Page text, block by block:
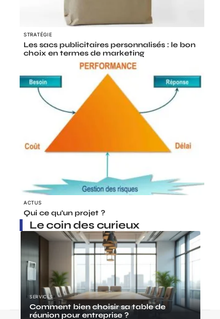
STRATÉGIE
Les sacs publicitaires personnalisés : le bon
choix en termes de marketing
ACTUS
Qui ce qu’un projet ?
Le coin des curieux
SERVICES
Comment bien choisir sa table de
réunion pour entreprise ?